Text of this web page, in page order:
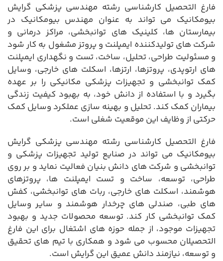
فارغ التحصیل کارشناسی رشته مهندسی پزشکی گرایش
بیومکانیک می تواند به عنوان مهندس بیومکانیک در
بیمارستان ها، کلینیک های توانبخشی، مراکز درمانی و
شرکت های تولیدکننده ایمپلنت و پروتز مشغول به کار شود
و مسئولیت طراحی، تحلیل، ساخت، تست و نگهداری ایمپلنت
های ارتوپدی، پروتزها، ارتزها، اسکلت های خارجی، وسایل
کمک توانبخشی و تجهیزات پزشکی مکانیکی را بر عهده
بگیرد و با استفاده از دانش خود، به بهبود کیفیت زندگی
بیماران کمک کند. تحلیل و بهینه سازی عملکرد وسایل کمک
حرکتی از وظایف این موقعیت شغلی است.
فارغ التحصیل کارشناسی رشته مهندسی پزشکی گرایش
بیومکانیک می تواند در صنایع تولید تجهیزات پزشکی و
توانبخشی و شرکت های دانش بنیان فعالیت نماید و بر روی
طراحی، توسعه، ساخت و تست ایمپلنت ها، پروتزهای
هوشمند، اسکلت های خارجی، ربات های توانبخشی، کفش
های طبی، صندلی های چرخدار هوشمند و سایر وسایل
کمک توانبخشی کار کند. توسعه محصولات جدید و بهبود
تجهیزات موجود، از جمله حوزه های اشتغال برای این فارغ
التحصیلان محسوب می شود و همکاری با تیم های تحقیق
و توسعه، نیازمند دانش عمیق این گرایش است.